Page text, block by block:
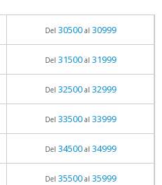
Del 30500al 30999
Del 31500al 31999
Del 32500al 32999
Del 33500al 33999
Del 34500al 34999
Del 35500al 35999